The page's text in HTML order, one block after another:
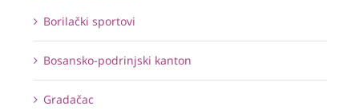
Borilački sportovi
Bosansko-podrinjski kanton
Gradačac